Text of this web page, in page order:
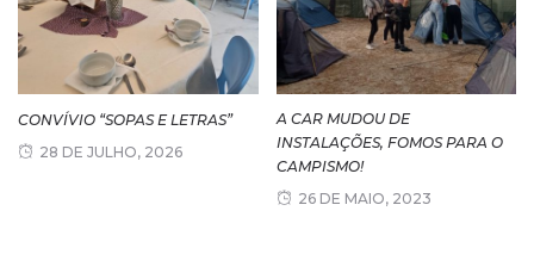
CONVÍVIO “SOPAS E LETRAS”
28 DE JULHO, 2026
A CAR MUDOU DE
INSTALAÇÕES, FOMOS PARA O
CAMPISMO!
26 DE MAIO, 2023